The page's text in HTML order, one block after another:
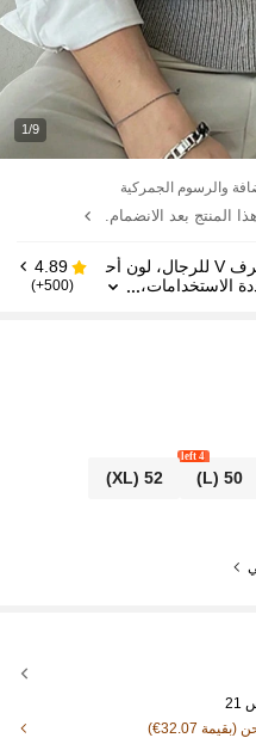
1/9
والرسوم الجمركية
المنتج بعد الانضمام.
كنزة صوفية صوفية بياقة على شكل حرف V للرجال، لون أح
الاستخدامات،
4.89
(500+)
50
(L)
4 left
52
(XL)